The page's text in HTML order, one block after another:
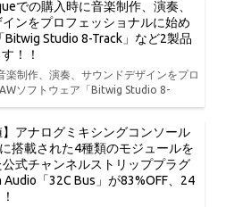
での購入時に音楽制作、演奏、
ンをプロフェッショナルに始め
Bitwig Studio 8-Track」など2製品
！！
制作、演奏、サウンドデザインをプロ
ソフトウェア「Bitwig Studio 8-
】アナログミキシングコンソール
搭載された4種類のモジュールを
式チャンネルストリッププラグ
Audio「32C Bus」が83%OFF、24